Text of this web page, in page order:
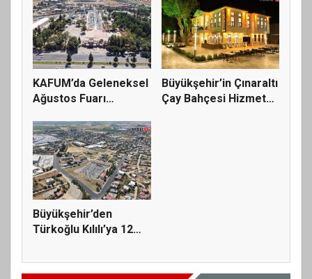
KAFUM’da Geleneksel
Ağustos Fuarı
Büyükşehir’in Çınaraltı
Çay Bahçesi Hizmete
Büyükşehir’den
Türkoğlu Kılılı’ya 12